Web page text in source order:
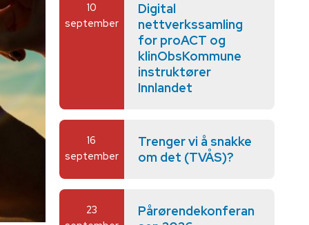
10
september
Digital
nettverkssamling
for proACT og
klinObsKommune
instruktører
Innlandet
16
september
Trenger vi å snakke
om det (TVÅS)?
23
Pårørendekonferan